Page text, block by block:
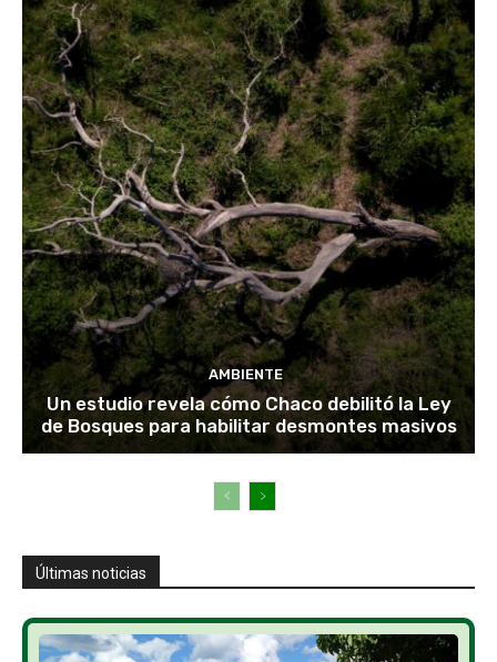
AMBIENTE
Un estudio revela cómo Chaco debilitó la Ley
de Bosques para habilitar desmontes masivos
Últimas noticias